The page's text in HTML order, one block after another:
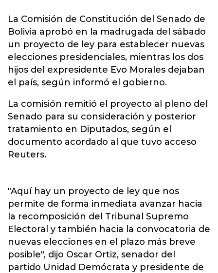
La Comisión de Constitución del Senado de
Bolivia aprobó en la madrugada del sábado
un proyecto de ley para establecer nuevas
elecciones presidenciales, mientras los dos
hijos del expresidente Evo Morales dejaban
el país, según informó el gobierno.
La comisión remitió el proyecto al pleno del
Senado para su consideración y posterior
tratamiento en Diputados, según el
documento acordado al que tuvo acceso
Reuters.
"Aquí hay un proyecto de ley que nos
permite de forma inmediata avanzar hacia
la recomposición del Tribunal Supremo
Electoral y también hacia la convocatoria de
nuevas elecciones en el plazo más breve
posible", dijo Oscar Ortiz, senador del
partido Unidad Demócrata y presidente de